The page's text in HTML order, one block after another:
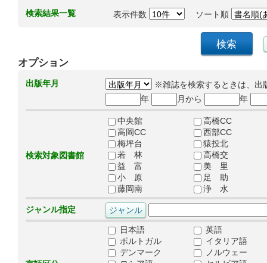
検索結果一覧 表示件数 ソート順
オプション
出版年月
※雑誌を検索するときは、出
年
月から 年
検索対象図書館
中央館
高橋CC
高岡CC
西部CC
梅坪台
猿投北
若 林
高橋交
益 富
美 里
小 原
足 助
藤岡南
浄 水
ジャンル指定
日本語
英語
ポルトガル
イタリア語
デンマーク
ノルウェー